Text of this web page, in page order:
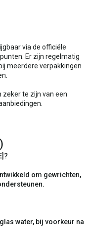
via de officiële
Er zijn regelmatig
meerdere verpakkingen
te zijn van een
om gewrichten,
water, bij voorkeur na